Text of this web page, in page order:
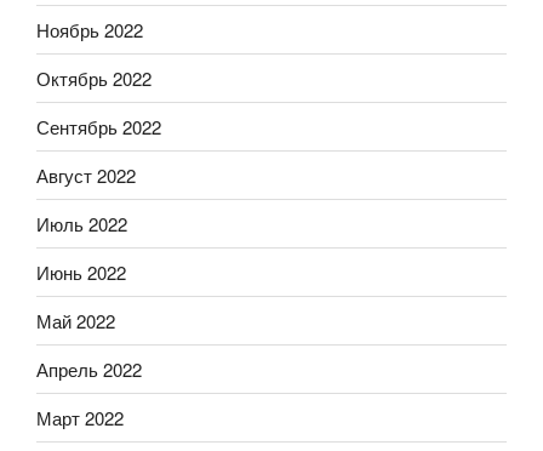
Ноябрь 2022
Октябрь 2022
Сентябрь 2022
Август 2022
Июль 2022
Июнь 2022
Май 2022
Апрель 2022
Март 2022